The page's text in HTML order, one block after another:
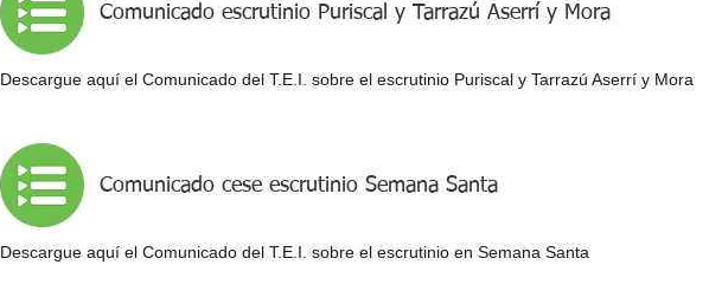
Comunicado escrutinio Puriscal y Tarrazú Aserrí y Mora
Descargue aquí el Comunicado del T.E.I. sobre el escrutinio Puriscal y Tarrazú Aserrí y Mora
Comunicado cese escrutinio Semana Santa
Descargue aquí el Comunicado del T.E.I. sobre el escrutinio en Semana Santa